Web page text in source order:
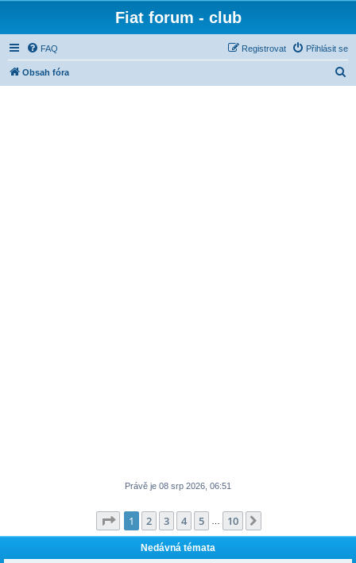
Fiat forum - club
FAQ Přihlásit se
Registrovat
Obsah fóra
Právě je 08 srp 2026, 06:51
Stránka z 10
1 2 3 4 5 10
Nedávná témata